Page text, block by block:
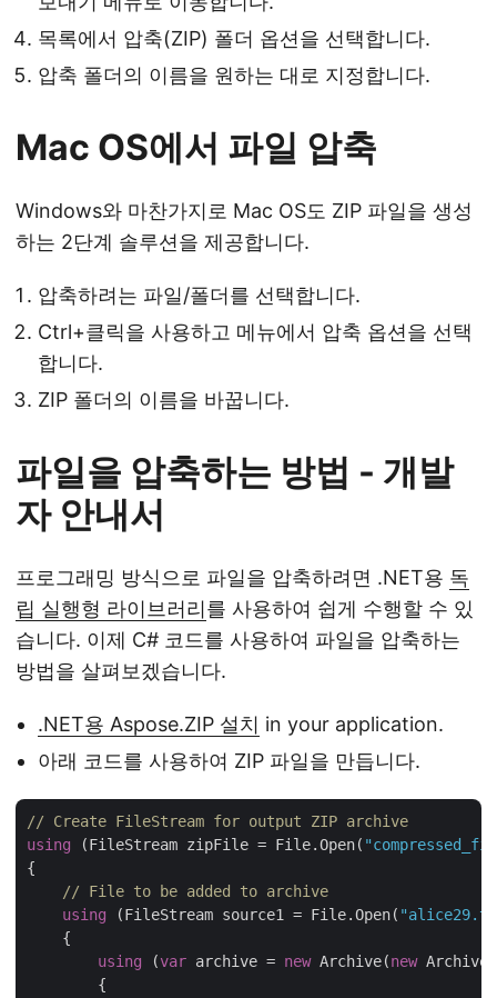
목록에서 압축(ZIP) 폴더 옵션을 선택합니다.
압축 폴더의 이름을 원하는 대로 지정합니다.
Mac OS에서 파일 압축
Windows와 마찬가지로 Mac OS도 ZIP 파일을 생성
하는 2단계 솔루션을 제공합니다.
압축하려는 파일/폴더를 선택합니다.
Ctrl+클릭을 사용하고 메뉴에서 압축 옵션을 선택
합니다.
ZIP 폴더의 이름을 바꿉니다.
파일을 압축하는 방법 - 개발
자 안내서
프로그래밍 방식으로 파일을 압축하려면 .NET용 독
립 실행형 라이브러리를 사용하여 쉽게 수행할 수 있
습니다. 이제 C# 코드를 사용하여 파일을 압축하는
방법을 살펴보겠습니다.
.NET용 Aspose.ZIP 설치 in your application.
아래 코드를 사용하여 ZIP 파일을 만듭니다.
// Create FileStream for output ZIP archive
using (FileStream zipFile = File.Open(
{
// File to be added to archive
using (FileStream source1 = File.Open(
    {
using (var archive = new Archive(new
        {